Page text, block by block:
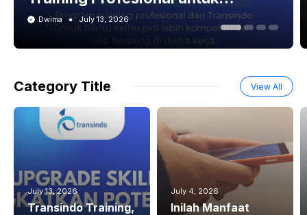
Pengembangan SDM
Dwima July 13, 2026
Category Title View All
July 13, 2026
Transindo Training,
July 4, 2026
Inilah Manfaat